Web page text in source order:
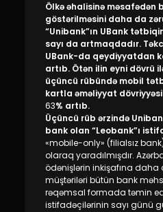
Ölkə əhalisinə məsafədən
göstərilməsini daha da
“Unibank”ın UBank
sayı da artmaqdadır.
UBank-da qeydiyyatdan
artıb. Ötən ilin eyni dövrü
üçüncü rübündə mobil
kartla əməliyyat dövriyyəsi
63% artıb.
Üçüncü rüb ərzində
bank olan “Leobank”ı
«mobile-only» (filialsız
olaraq yaradılmışdır.
ödənişlərin inkişafına daha
müştəriləri bütün bank
rəqəmsal formada təmin
istifadəçilərinin sayı günü